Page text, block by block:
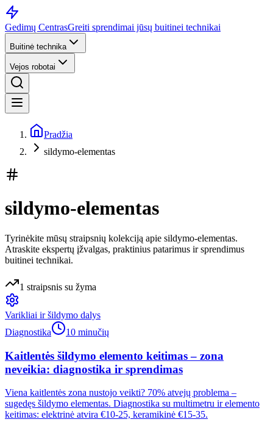
Gedimų CentrasGreiti sprendimai jūsų buitinei technikai
Buitinė technika
Vejos robotai
Pradžia
sildymo-elementas
sildymo-elementas
Tyrinėkite mūsų straipsnių kolekciją apie sildymo-elementas.
Atraskite ekspertų įžvalgas, praktinius patarimus ir sprendimus
buitinei technikai.
1 straipsnis su žyma
Varikliai ir šildymo dalys
Diagnostika
10 minučių
Kaitlentės šildymo elemento keitimas – zona
neveikia: diagnostika ir sprendimas
Viena kaitlentės zona nustojo veikti? 70% atvejų problema –
sugedęs šildymo elementas. Diagnostika su multimetru ir elemento
keitimas: elektrinė atvira €10-25, keramikinė €15-35.